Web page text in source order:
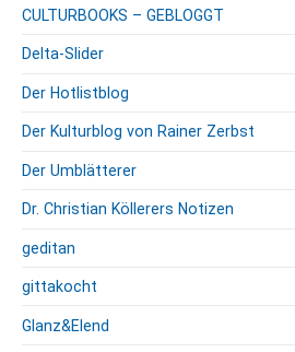
CULTURBOOKS – GEBLOGGT
Delta-Slider
Der Hotlistblog
Der Kulturblog von Rainer Zerbst
Der Umblätterer
Dr. Christian Köllerers Notizen
geditan
gittakocht
Glanz&Elend